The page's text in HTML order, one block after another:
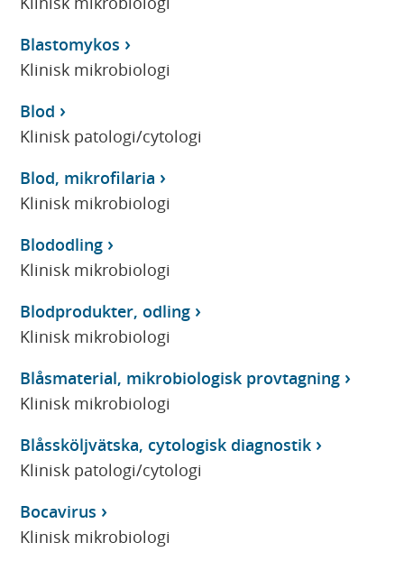
Blastomykos
Klinisk mikrobiologi
Blod
Klinisk patologi/cytologi
Blod, mikrofilaria
Klinisk mikrobiologi
Blododling
Klinisk mikrobiologi
Blodprodukter, odling
Klinisk mikrobiologi
Blåsmaterial, mikrobiologisk provtagning
Klinisk mikrobiologi
Blåssköljvätska, cytologisk diagnostik
Klinisk patologi/cytologi
Bocavirus
Klinisk mikrobiologi